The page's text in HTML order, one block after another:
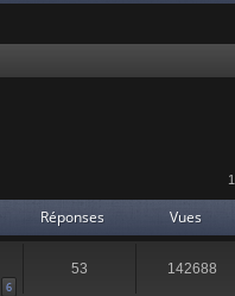
Réponses Vues
6
53 142688